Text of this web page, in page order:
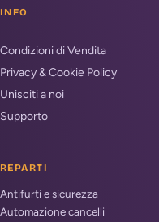
INFO
Condizioni di Vendita
Privacy & Cookie Policy
Unisciti a noi
Supporto
REPARTI
Antifurti e sicurezza
Automazione cancelli